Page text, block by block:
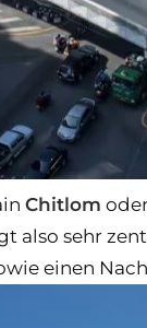
Chitlom
also sehr
einen